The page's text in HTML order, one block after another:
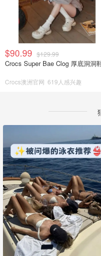
$90.99 $129.99
Crocs Super Bae Clog 厚底洞洞
Crocs澳洲官网 619人感兴趣